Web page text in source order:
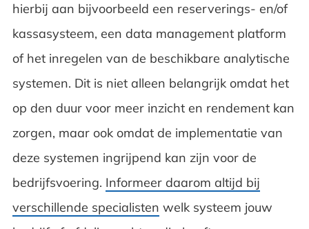
hierbij aan bijvoorbeeld een reserverings- en/of
kassasysteem, een data management platform
of het inregelen van de beschikbare analytische
systemen. Dit is niet alleen belangrijk omdat het
op den duur voor meer inzicht en rendement kan
zorgen, maar ook omdat de implementatie van
deze systemen ingrijpend kan zijn voor de
bedrijfsvoering. Informeer daarom altijd bij
verschillende specialisten welk systeem jouw